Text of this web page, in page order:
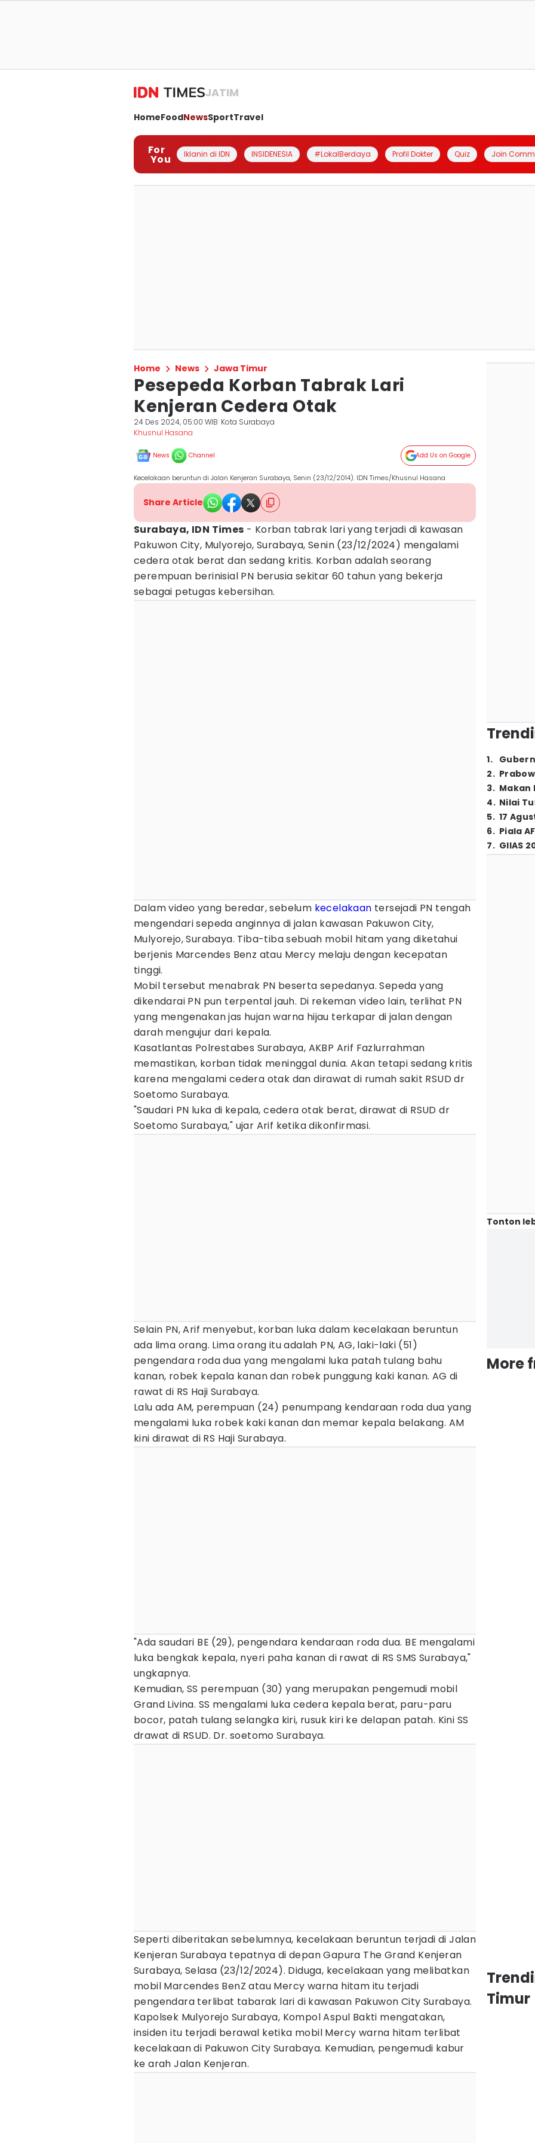
JATIM
HomeFoodNewsSportTravel
For
You Iklanin di IDN INSIDENESIA #LokalBerdaya Profil Dokter Quiz Join
Home News Jawa Timur
Pesepeda Korban Tabrak Lari
Kenjeran Cedera Otak
24 Des 2024, 05:00 WIB Kota Surabaya
Khusnul Hasana
News Channel Add Us on Google
Kecelakaan beruntun di Jalan Kenjeran Surabaya, Senin (23/12/2014). IDN Times/Khusnul Hasana
Share Article
Surabaya, IDN Times - Korban tabrak lari yang terjadi di kawasan
Pakuwon City, Mulyorejo, Surabaya, Senin (23/12/2024) mengalami
cedera otak berat dan sedang kritis. Korban adalah seorang
perempuan berinisial PN berusia sekitar 60 tahun yang bekerja
sebagai petugas kebersihan.
Dalam video yang beredar, sebelum kecelakaan tersejadi PN tengah
mengendari sepeda anginnya di jalan kawasan Pakuwon City,
Mulyorejo, Surabaya. Tiba-tiba sebuah mobil hitam yang diketahui
berjenis Marcendes Benz atau Mercy melaju dengan kecepatan
tinggi.
Mobil tersebut menabrak PN beserta sepedanya. Sepeda yang
dikendarai PN pun terpental jauh. Di rekeman video lain, terlihat PN
yang mengenakan jas hujan warna hijau terkapar di jalan dengan
darah mengujur dari kepala.
Kasatlantas Polrestabes Surabaya, AKBP Arif Fazlurrahman
memastikan, korban tidak meninggal dunia. Akan tetapi sedang kritis
karena mengalami cedera otak dan dirawat di rumah sakit RSUD dr
Soetomo Surabaya.
"Saudari PN luka di kepala, cedera otak berat, dirawat di RSUD dr
Soetomo Surabaya," ujar Arif ketika dikonfirmasi.
Selain PN, Arif menyebut, korban luka dalam kecelakaan beruntun
ada lima orang. Lima orang itu adalah PN, AG, laki-laki (51)
pengendara roda dua yang mengalami luka patah tulang bahu
kanan, robek kepala kanan dan robek punggung kaki kanan. AG di
rawat di RS Haji Surabaya.
Lalu ada AM, perempuan (24) penumpang kendaraan roda dua yang
mengalami luka robek kaki kanan dan memar kepala belakang. AM
kini dirawat di RS Haji Surabaya.
"Ada saudari BE (29), pengendara kendaraan roda dua. BE mengalami
luka bengkak kepala, nyeri paha kanan di rawat di RS SMS Surabaya,"
ungkapnya.
Kemudian, SS perempuan (30) yang merupakan pengemudi mobil
Grand Livina. SS mengalami luka cedera kepala berat, paru-paru
bocor, patah tulang selangka kiri, rusuk kiri ke delapan patah. Kini SS
drawat di RSUD. Dr. soetomo Surabaya.
Seperti diberitakan sebelumnya, kecelakaan beruntun terjadi di Jalan
Kenjeran Surabaya tepatnya di depan Gapura The Grand Kenjeran
Surabaya, Selasa (23/12/2024). Diduga, kecelakaan yang melibatkan
mobil Marcendes BenZ atau Mercy warna hitam itu terjadi
pengendara terlibat tabarak lari di kawasan Pakuwon City Surabaya.
Kapolsek Mulyorejo Surabaya, Kompol Aspul Bakti mengatakan,
insiden itu terjadi berawal ketika mobil Mercy warna hitam terlibat
kecelakaan di Pakuwon City Surabaya. Kemudian, pengemudi kabur
ke arah Jalan Kenjeran.
1.
2.
3. Makan
4. Nilai
5. 17
6. Piala
7. GIIAS
Tonton
More
Timur